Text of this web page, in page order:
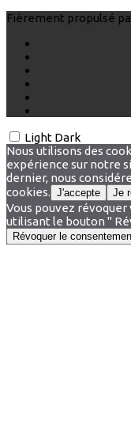
Fièrement propulsé
Light Dark
Nous utilisons des
expérience sur notre
dernier, nous
cookies. J'accepte Je
Vous pouvez
utilisant le bouton "
Révoquer le